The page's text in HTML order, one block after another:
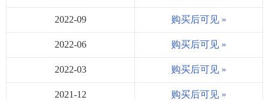
2022-09 购买后可见 »
2022-06 购买后可见 »
2022-03 购买后可见 »
2021-12 购买后可见 »